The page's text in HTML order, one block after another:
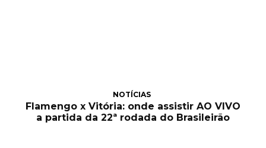
NOTÍCIAS
Flamengo x Vitória: onde assistir AO VIVO
a partida da 22ª rodada do Brasileirão